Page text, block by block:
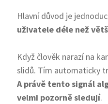
Hlavní důvod je
uživatele déle než
Když člověk narazí na
slidů. Tím automaticky
A právě tento signál
velmi pozorně sledují.